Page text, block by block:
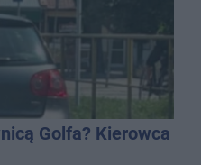
Golfa? Kierowca